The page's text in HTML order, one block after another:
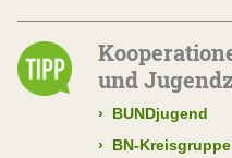
und
›
BUNDjugend
›
BN-